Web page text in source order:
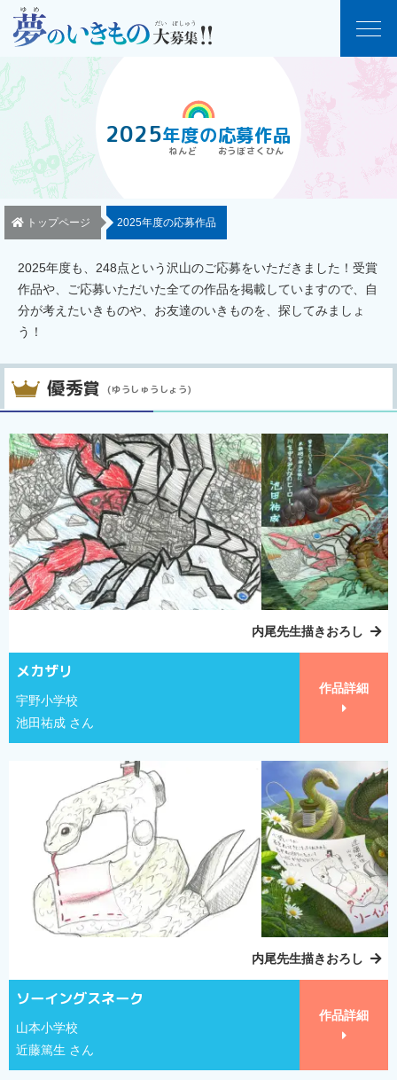
2025年度の応募作品
トップページ 2025年度の応募作品
2025年度も、248点という沢山のご応募をいただきました！受賞
作品や、ご応募いただいた全ての作品を掲載していますので、自
分が考えたいきものや、お友達のいきものを、探してみましょ
う！
優秀賞
内尾先生描きおろし
メカザリ
宇野小学校
池田祐成 さん
作品詳細
内尾先生描きおろし
ソーイングスネーク
山本小学校
近藤篤生 さん
作品詳細